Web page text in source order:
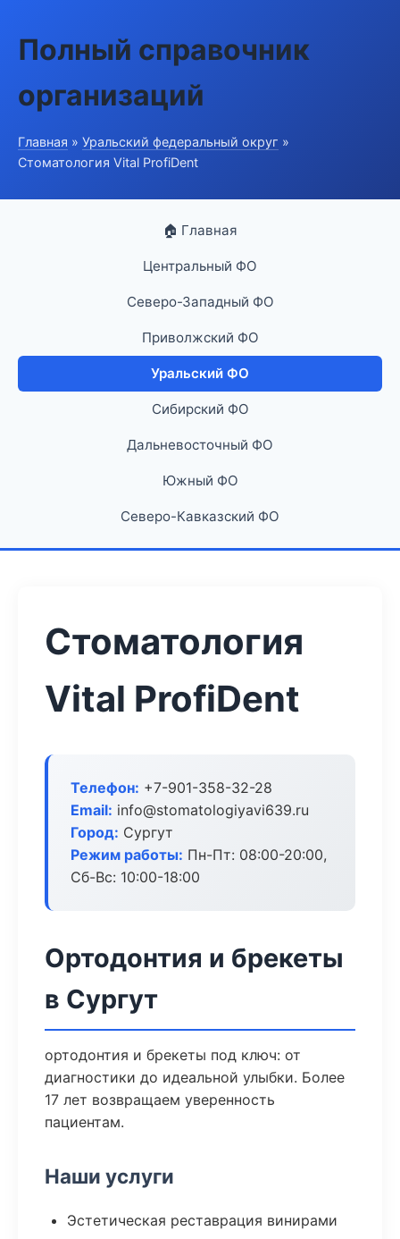
Полный справочник
организаций
Главная » Уральский федеральный округ »
Стоматология Vital ProfiDent
🏠 Главная
Центральный ФО
Северо-Западный ФО
Приволжский ФО
Уральский ФО
Сибирский ФО
Дальневосточный ФО
Южный ФО
Северо-Кавказский ФО
Стоматология
Vital ProfiDent
Телефон: +7-901-358-32-28
Email: info@stomatologiyavi639.ru
Город: Сургут
Режим работы: Пн-Пт: 08:00-20:00,
Сб-Вс: 10:00-18:00
Ортодонтия и брекеты
в Сургут
ортодонтия и брекеты под ключ: от
диагностики до идеальной улыбки. Более
17 лет возвращаем уверенность
пациентам.
Наши услуги
Эстетическая реставрация винирами